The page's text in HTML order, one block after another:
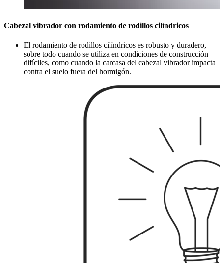
Cabezal vibrador con rodamiento de rodillos cilíndricos
El rodamiento de rodillos cilíndricos es robusto y duradero,
sobre todo cuando se utiliza en condiciones de construcción
difíciles, como cuando la carcasa del cabezal vibrador impacta
contra el suelo fuera del hormigón.